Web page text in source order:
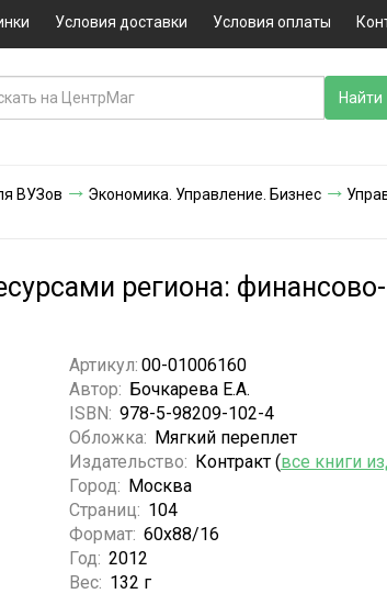
Условия доставки Условия оплаты
ВУЗов Экономика. Управление. Бизнес
региона:
Артикул: 00-01006160
Автор: Бочкарева Е.А.
ISBN: 978-5-98209-102-4
Обложка: Мягкий переплет
Издательство: Контракт (все книги
Город: Москва
Страниц: 104
Формат: 60х88/16
Год: 2012
Вес: 132 г